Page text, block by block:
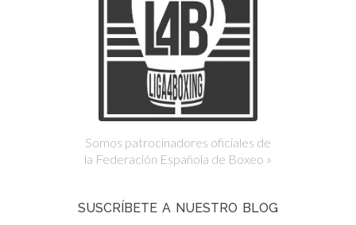
Somos patrocinadores oficiales de
la Federación Española de Boxeo »
SUSCRÍBETE A NUESTRO BLOG